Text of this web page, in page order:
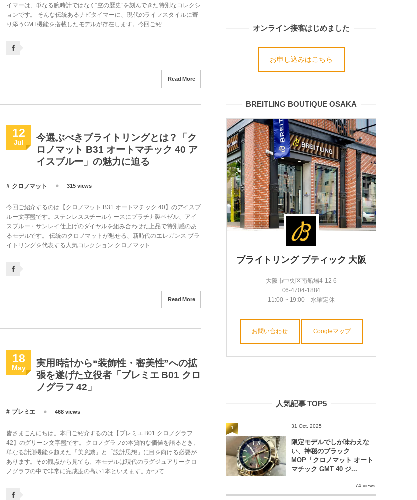
イマーは、単なる腕時計ではなく“空の歴史”を刻んできた特別なコレクシ
ョンです。 そんな伝統あるナビタイマーに、現代のライフスタイルに寄
り添うGMT機能を搭載したモデルが存在します。今回ご紹...
Read More
12
Jul
今選ぶべきブライトリングとは？「ク
ロノマット B31 オートマチック 40 ア
イスブルー」の魅力に迫る
クロノマット 315 views
今回ご紹介するのは【クロノマット B31 オートマチック 40】のアイスブ
ルー文字盤です。ステンレススチールケースにプラチナ製ベゼル、アイ
スブルー・サンレイ仕上げのダイヤルを組み合わせた上品で特別感のあ
るモデルです。 伝統のクロノマットが魅せる、新時代のエレガンス ブラ
イトリングを代表する人気コレクション クロノマット...
Read More
18
May
実用時計から“装飾性・審美性”への拡
張を遂げた立役者「プレミエ B01 クロ
ノグラフ 42」
プレミエ 468 views
皆さまこんにちは。本日ご紹介するのは【プレミエ B01 クロノグラフ
42】のグリーン文字盤です。 クロノグラフの本質的な価値を語るとき、
単なる計測機能を超えた「美意識」と「設計思想」に目を向ける必要が
あります。その観点から見ても、本モデルは現代のラグジュアリークロ
ノグラフの中で非常に完成度の高い1本といえます。かつて...
オンライン接客はじめました
お申し込みはこちら
BREITLING BOUTIQUE OSAKA
ブライトリング ブティック 大阪
大阪市中央区南船場4-12-6
06-4704-1884
11:00 ~ 19:00 水曜定休
お問い合わせ Googleマップ
人気記事 TOP5
31 Oct, 2025
限定モデルでしか味わえな
い、神秘のブラック
MOP「クロノマット オート
マチック GMT 40 ジ...
74 views
1